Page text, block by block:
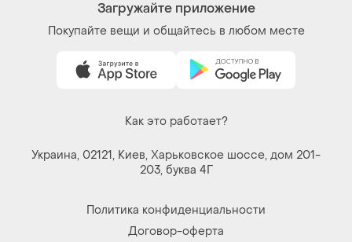
Как это работает?
Украина, 02121, Киев, Харьковское шоссе, дом 201-
203, буква 4Г
Политика конфиденциальности
Контакты